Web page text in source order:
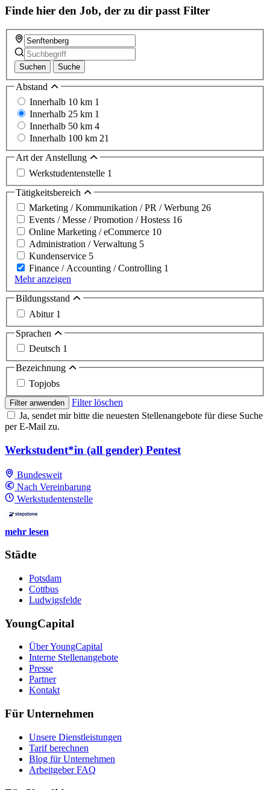
Finde hier den Job, der zu dir passt Filter
Suchen Suche
Abstand
Innerhalb 10 km 1
Innerhalb 25 km 1
Innerhalb 50 km 4
Innerhalb 100 km 21
Art der Anstellung
Werkstudentenstelle 1
Tätigkeitsbereich
Marketing / Kommunikation / PR / Werbung 26
Events / Messe / Promotion / Hostess 16
Online Marketing / eCommerce 10
Administration / Verwaltung 5
Kundenservice 5
Finance / Accounting / Controlling 1
Mehr anzeigen
Bildungsstand
Abitur 1
Sprachen
Deutsch 1
Bezeichnung
Topjobs
Filter anwenden
Filter löschen
Ja, sendet mir bitte die neuesten Stellenangebote für diese Suche
per E-Mail zu.
Werkstudent*in (all gender) Pentest
Bundesweit
Nach Vereinbarung
Werkstudentenstelle
mehr lesen
Städte
Potsdam
Cottbus
Ludwigsfelde
YoungCapital
Über YoungCapital
Interne Stellenangebote
Presse
Partner
Kontakt
Für Unternehmen
Unsere Dienstleistungen
Tarif berechnen
Blog für Unternehmen
Arbeitgeber FAQ